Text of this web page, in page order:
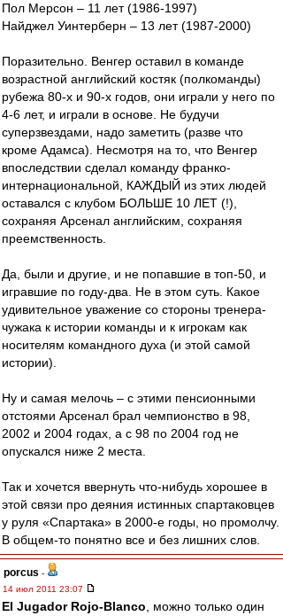
Пол Мерсон – 11 лет (1986-1997)
Найджел Уинтерберн – 13 лет (1987-2000)
Поразительно. Венгер оставил в команде
возрастной английский костяк (полкоманды)
рубежа 80-х и 90-х годов, они играли у него по
4-6 лет, и играли в основе. Не будучи
суперзвездами, надо заметить (разве что
кроме Адамса). Несмотря на то, что Венгер
впоследствии сделал команду франко-
интернациональной, КАЖДЫЙ из этих людей
оставался с клубом БОЛЬШЕ 10 ЛЕТ (!),
сохраняя Арсенал английским, сохраняя
преемственность.
Да, были и другие, и не попавшие в топ-50, и
игравшие по году-два. Не в этом суть. Какое
удивительное уважение со стороны тренера-
чужака к истории команды и к игрокам как
носителям командного духа (и этой самой
истории).
Ну и самая мелочь – с этими пенсионными
отстоями Арсенал брал чемпионство в 98,
2002 и 2004 годах, а с 98 по 2004 год не
опускался ниже 2 места.
Так и хочется ввернуть что-нибудь хорошее в
этой связи про деяния истинных спартаковцев
у руля «Спартака» в 2000-е годы, но промолчу.
В общем-то понятно все и без лишних слов.
porcus -
14 июл 2011 23:07
El Jugador Rojo-Blanco , можно только один